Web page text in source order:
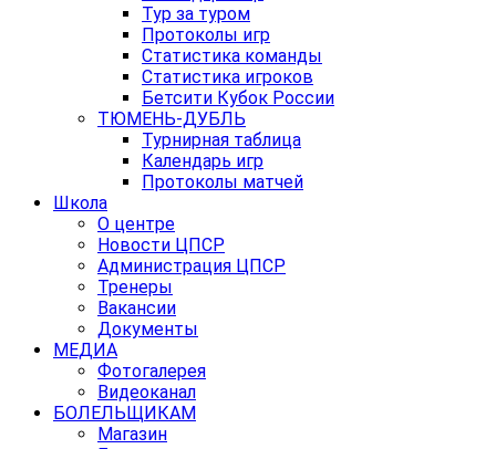
Тур за туром
Протоколы игр
Статистика команды
Статистика игроков
Бетсити Кубок России
ТЮМЕНЬ-ДУБЛЬ
Турнирная таблица
Календарь игр
Протоколы матчей
Школа
О центре
Новости ЦПСР
Администрация ЦПСР
Тренеры
Вакансии
Документы
МЕДИА
Фотогалерея
Видеоканал
БОЛЕЛЬЩИКАМ
Магазин